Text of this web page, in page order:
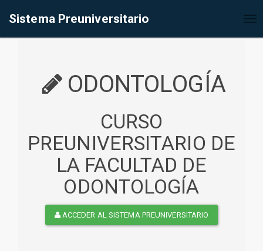
Sistema Preuniversitario
ODONTOLOGÍA
CURSO
PREUNIVERSITARIO DE
LA FACULTAD DE
ODONTOLOGÍA
ACCEDER AL SISTEMA PREUNIVERSITARIO